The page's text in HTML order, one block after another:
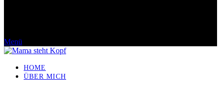
Menü
HOME
ÜBER MICH